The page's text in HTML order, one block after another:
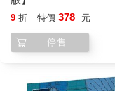
9 折 特價 378 元
停售